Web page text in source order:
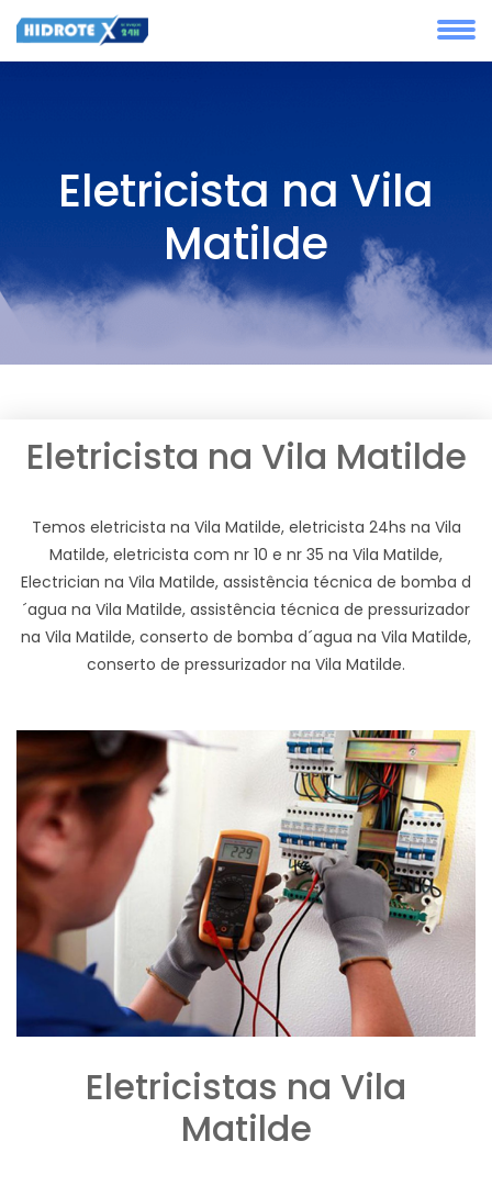
Eletricista na Vila
Matilde
Eletricista na Vila Matilde
Temos eletricista na Vila Matilde, eletricista 24hs na Vila
Matilde, eletricista com nr 10 e nr 35 na Vila Matilde,
Electrician na Vila Matilde, assistência técnica de bomba d
´agua na Vila Matilde, assistência técnica de pressurizador
na Vila Matilde, conserto de bomba d´agua na Vila Matilde,
conserto de pressurizador na Vila Matilde.
Eletricistas na Vila
Matilde